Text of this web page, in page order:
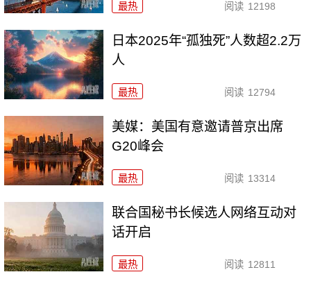
最热 阅读 12198
日本2025年“孤独死”人数超2.2万
人
最热 阅读 12794
美媒：美国有意邀请普京出席
G20峰会
最热 阅读 13314
联合国秘书长候选人网络互动对
话开启
最热 阅读 12811